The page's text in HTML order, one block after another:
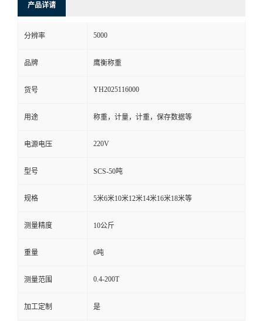
产品详请
分辨率 5000
品牌 鹰衡称重
货号 YH2025116000
用途 称重，计量，计重，保存数据等
电源电压 220V
型号 SCS-50吨
规格 5米6米10米12米14米16米18米等
测量精度 10公斤
重量 6吨
测量范围 0.4-200T
加工定制 是